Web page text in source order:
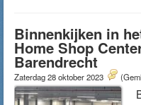
Binnenkijken in
Home Shop
Barendrecht
Zaterdag 28 oktober 2023